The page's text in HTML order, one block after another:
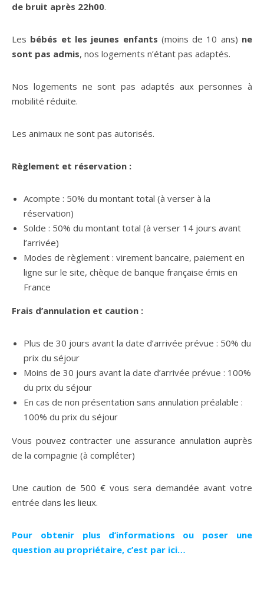
de bruit après 22h00.
Les bébés et les jeunes enfants (moins de 10 ans) ne
sont pas admis, nos logements n’étant pas adaptés.
Nos logements ne sont pas adaptés aux personnes à
mobilité réduite.
Les animaux ne sont pas autorisés.
Règlement et réservation :
Acompte : 50% du montant total (à verser à la
réservation)
Solde : 50% du montant total (à verser 14 jours avant
l’arrivée)
Modes de règlement : virement bancaire, paiement en
ligne sur le site, chèque de banque française émis en
France
Frais d’annulation et caution :
Plus de 30 jours avant la date d’arrivée prévue : 50% du
prix du séjour
Moins de 30 jours avant la date d’arrivée prévue : 100%
du prix du séjour
En cas de non présentation sans annulation préalable :
100% du prix du séjour
Vous pouvez contracter une assurance annulation auprès
de la compagnie (à compléter)
Une caution de 500 € vous sera demandée avant votre
entrée dans les lieux.
Pour obtenir plus d’informations ou poser une
question au propriétaire, c’est par ici…